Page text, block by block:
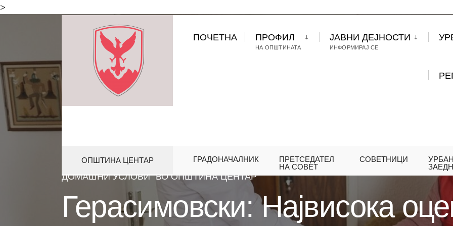
>
ПОЧЕТНА ПРОФИЛ
НА ОПШТИНАТА
ЈАВНИ ДЕЈНОСТИ
ИНФОРМИРАЈ СЕ
ОПШТИНА ЦЕНТАР ГРАДОНАЧАЛНИК
ПРЕТСЕДАТЕЛ
НА СОВЕТ
СОВЕТНИЦИ
HOME АКТИВНОСТИ ПРОЕКТИ
ГЕРАСИМОВСКИ: НАЈВИСОКА ОЦЕНКА ЗА
ДОМАШНИ УСЛОВИ“ ВО ОПШТИНА ЦЕНТАР
Герасимовски: Највисока